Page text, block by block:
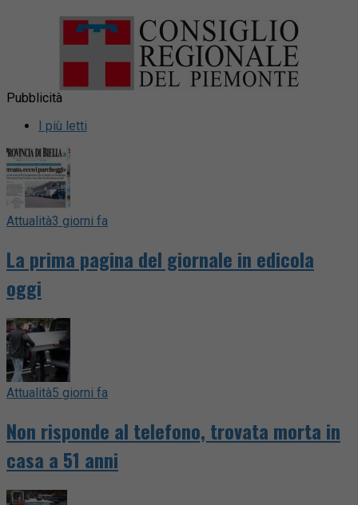
Pubblicità
I più letti
Attualità3 giorni fa
La prima pagina del giornale in edicola
oggi
Attualità5 giorni fa
Non risponde al telefono, trovata morta in
casa a 51 anni